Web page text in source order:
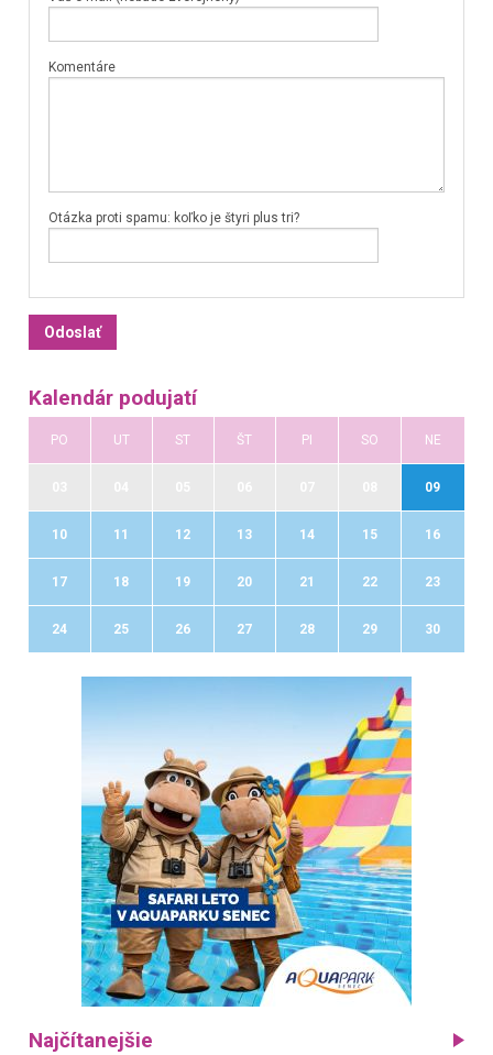
Komentáre
Otázka proti spamu: koľko je štyri plus tri?
Kalendár podujatí
PO UT ST ŠT PI SO NE
09
10 11 12 13 14 15 16
17 18 19 20 21 22 23
24 25 26 27 28 29 30
Najčítanejšie